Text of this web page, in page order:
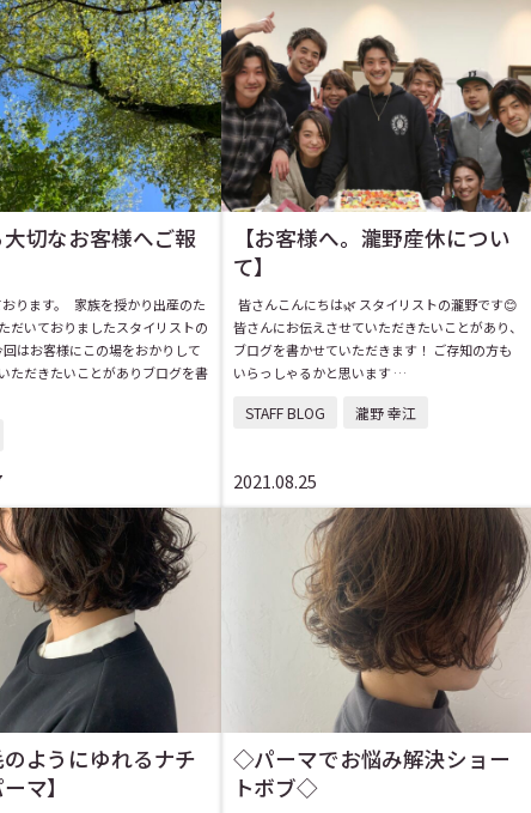
切なお客様へご報
ります。 家族を授かり出産のた
だいておりましたスタイリストの
はお客様にこの場をおかりして
ただきたいことがありブログを書
【お客様へ。瀧野産休につい
て】
皆さんこんにちは🌿 スタイリストの瀧野です😊
皆さんにお伝えさせていただきたいことがあり、
ブログを書かせていただきます！ ご存知の方も
いらっしゃるかと思います …
STAFF BLOG 瀧野 幸江
2021.08.25
のようにゆれるナチ
マ】
◇パーマでお悩み解決ショー
トボブ◇